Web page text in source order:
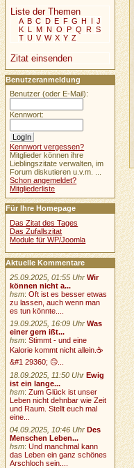
Liste der Themen
A B C D E F G H I J
K L M N O P Q R S
T U V W X Y Z
Zitat einsenden
Benutzeranmeldung
Benutzer (oder E-Mail):
Kennwort:
Kennwort vergessen?
Mitglieder können ihre
Lieblingszitate verwalten, im
Forum diskutieren u.v.m. ...
Schon angemeldet?
Mitgliederliste
Für Ihre Homepage
Das Zitat des Tages
Das Zufallszitat
Module für WP/Joomla
Aktuelle Kommentare
25.09.2025, 01:55 Uhr Wir
können nicht a...
hsm:Oft ist es besser etwas
zu lassen, auch wenn man
es tun könnte....
19.09.2025, 16:09 Uhr Was
einer gern ißt...
hsm:Stimmt - und eine
Kalorie kommt nicht allein.☕
&#1 29360; 🙃...
18.09.2025, 11:50 Uhr Ewig
ist ein lange...
hsm:Zum Glück ist unser
Leben nicht dehnbar wie Zeit
und Raum. Stellt euch mal
eine...
04.09.2025, 10:46 Uhr Des
Menschen Leben...
hsm:Und manchmal kann
das Leben ein ganz schönes
Arschloch sein....